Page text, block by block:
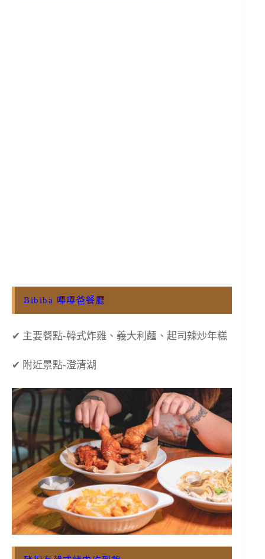
Bibiba 嗶嗶爸餐廳
✔ 主要餐點-韓式炸雞、義大利麵、起司辣炒年糕
✔ 附近景點-澄清湖